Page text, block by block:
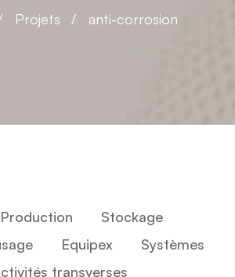
Projets anti-corrosion
Production
Stockage
Equipex
Systèmes
transverses